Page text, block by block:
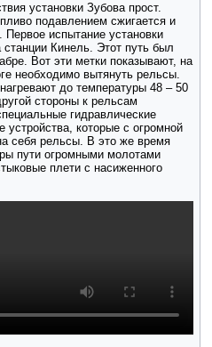
установки Зубова прост.
подавлением сжигается и
Первое испытание установки
станции Кинель. Этот путь был
Вот эти метки показывают, на
необходимо вытянуть рельсы.
до температуры 48 – 50
стороны к рельсам
гидравлические
устройства, которые с огромной
себя рельсы. В это же время
пути огромными молотами
плети с насиженного